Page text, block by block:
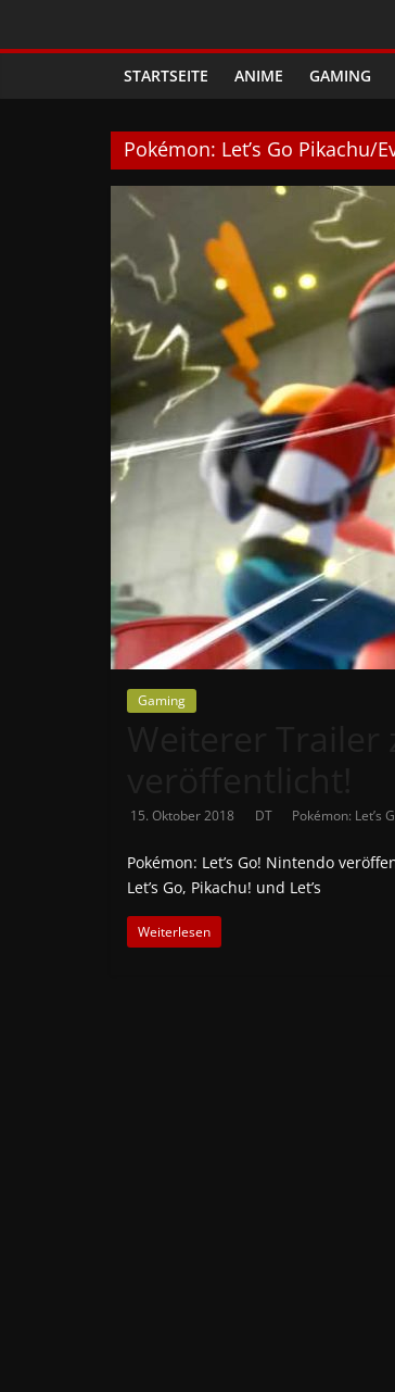
Phanimenal
Täglich
Anime
News
und
Gaming
News
Phanimenal
findest
du
die
aktuellsten
Japan
Deutschland
STARTSEITE ANIME GAMING
Pokémon: Let’s Go Pikachu/
Gaming
15. Oktober 2018 DT Pokémon: Let’s
Pokémon: Let’s Go! Nintendo
Let’s Go, Pikachu! und Let’s
Weiterlesen